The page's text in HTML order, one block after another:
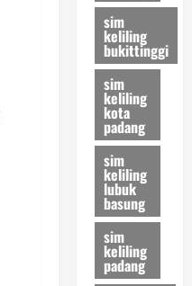
sim
keliling
bukittinggi
sim
keliling
kota
padang
sim
keliling
lubuk
basung
sim
keliling
padang